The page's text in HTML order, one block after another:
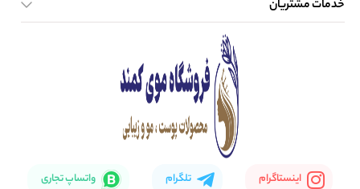
صفحه اصلی
خدمات مشتریان
اینستاگرام تلگرام واتساپ تجاری